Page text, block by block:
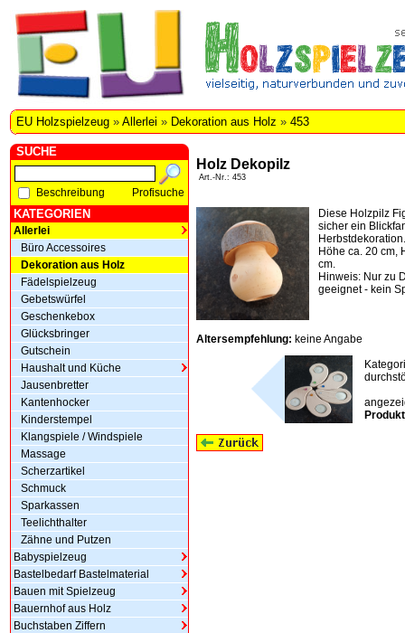
EU Holzspielzeug » Allerlei » Dekoration aus Holz » 453
SUCHE
Beschreibung Profisuche
KATEGORIEN
Allerlei
Büro Accessoires
Dekoration aus Holz
Fädelspielzeug
Gebetswürfel
Geschenkebox
Glücksbringer
Gutschein
Haushalt und Küche
Jausenbretter
Kantenhocker
Kinderstempel
Klangspiele / Windspiele
Massage
Scherzartikel
Schmuck
Sparkassen
Teelichthalter
Zähne und Putzen
Babyspielzeug
Bastelbedarf Bastelmaterial
Bauen mit Spielzeug
Bauernhof aus Holz
Buchstaben Ziffern
Holz Dekopilz
Art.-Nr.: 453
Diese Holzpilz
sicher ein
Höhe ca. 20 cm,
cm.
Hinweis: Nur zu
geeignet - kein
Altersempfehlung: keine Angabe